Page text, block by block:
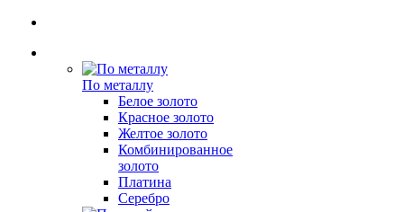
По металлу
Белое золото
Красное золото
Желтое золото
Комбинированное
золото
Платина
Серебро